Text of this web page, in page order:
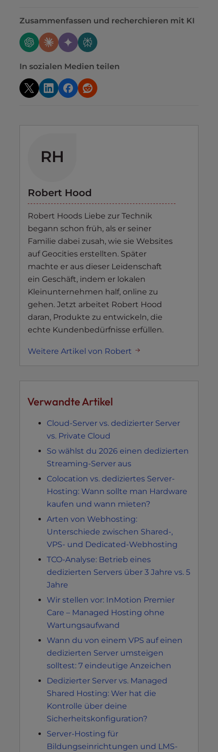
Zusammenfassen und recherchieren mit KI
In sozialen Medien teilen
RH
Robert Hood
Robert Hoods Liebe zur Technik
begann schon früh, als er seiner
Familie dabei zusah, wie sie Websites
auf Geocities erstellten. Später
machte er aus dieser Leidenschaft
ein Geschäft, indem er lokalen
Kleinunternehmen half, online zu
gehen. Jetzt arbeitet Robert Hood
daran, Produkte zu entwickeln, die
echte Kundenbedürfnisse erfüllen.
Weitere Artikel von Robert
Verwandte Artikel
Cloud-Server vs. dedizierter Server
vs. Private Cloud
So wählst du 2026 einen dedizierten
Streaming-Server aus
Colocation vs. dediziertes Server-
Hosting: Wann sollte man Hardware
kaufen und wann mieten?
Arten von Webhosting:
Unterschiede zwischen Shared-,
VPS- und Dedicated-Webhosting
TCO-Analyse: Betrieb eines
dedizierten Servers über 3 Jahre vs. 5
Jahre
Wir stellen vor: InMotion Premier
Care – Managed Hosting ohne
Wartungsaufwand
Wann du von einem VPS auf einen
dedizierten Server umsteigen
solltest: 7 eindeutige Anzeichen
Dedizierter Server vs. Managed
Shared Hosting: Wer hat die
Kontrolle über deine
Sicherheitskonfiguration?
Server-Hosting für
Bildungseinrichtungen und LMS-